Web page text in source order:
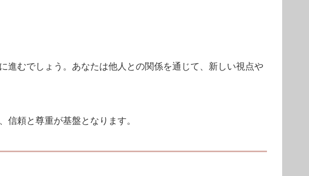
むでしょう。あなたは他人との関係を通じて、新しい視点や
頼と尊重が基盤となります。